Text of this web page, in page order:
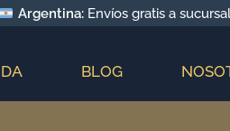
Argentina:Envíos gratis a
BLOG